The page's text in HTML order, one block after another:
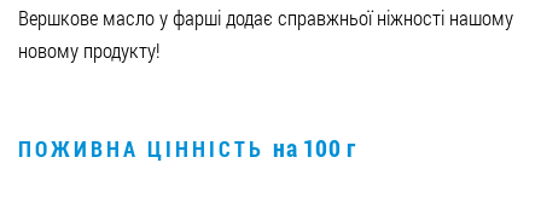
Вершкове масло у фарші додає справжньої ніжності нашому
новому продукту!
ПОЖИВНА ЦІННІСТЬ на 100 г